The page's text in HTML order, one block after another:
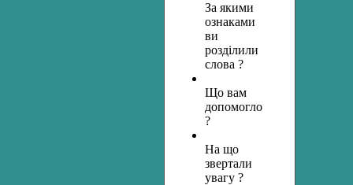
За якими
ознаками
ви
розділили
слова ?
Що вам
допомогло
?
На що
звертали
увагу ?